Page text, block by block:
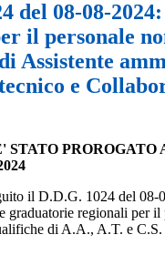
del 08-08-
il personale
Assistente
e
PROROGATO
il D.D.G. 1024 del 08-
graduatorie regionali per il
di A.A., A.T. e